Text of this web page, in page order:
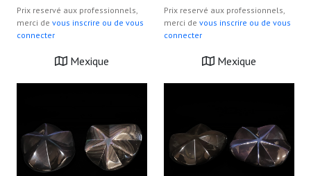
Prix reservé aux professionnels,
merci de vous inscrire ou de vous
connecter
Mexique
Prix reservé aux professionnels,
merci de vous inscrire ou de vous
connecter
Mexique